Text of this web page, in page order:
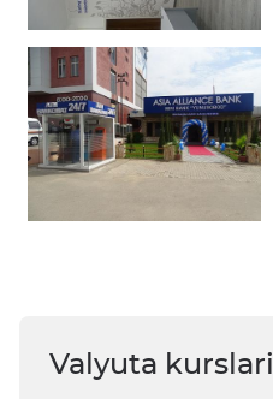
Valyuta kurslari